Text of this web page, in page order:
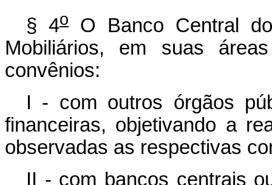
§ 4o
O Banco Central
Mobiliários, em suas
convênios:
I - com outros órgãos
financeiras, objetivando a
observadas as respectivas
II - com bancos centrais